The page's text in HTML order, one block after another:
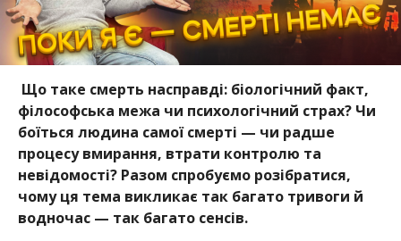
Що таке смерть насправді: біологічний факт,
філософська межа чи психологічний страх? Чи
боїться людина самої смерті — чи радше
процесу вмирання, втрати контролю та
невідомості? Разом спробуємо розібратися,
чому ця тема викликає так багато тривоги й
водночас — так багато сенсів.